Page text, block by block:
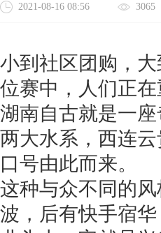
2021-08-16 08:56 3065
小到社区团购，
位赛中，人们正
湖南自古就是一
两大水系，西连
口号由此而来。
这种与众不同的
波，后有快手宿